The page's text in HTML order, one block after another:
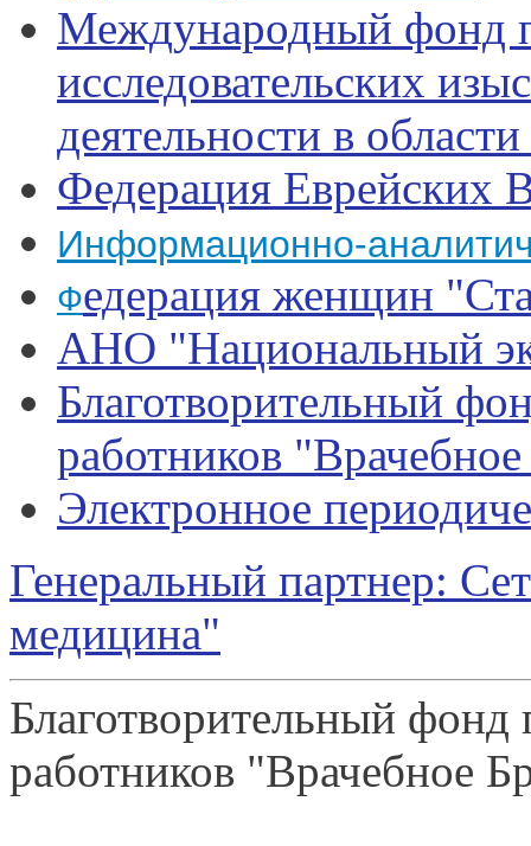
Международный фонд
исследовательских
деятельности в
Федерация Еврейских
Информационно-
Федерация женщин
АНО "Национальный
Благотворительный
работников "Врачебное
Электронное
Генеральный партнер:
медицина"
Благотворительный
работников "Врачебное